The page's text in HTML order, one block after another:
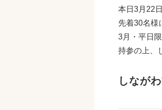
本日3月22
先着30名様
3月・平日
持参の上、
しなが